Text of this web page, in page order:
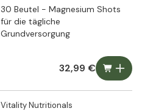
30 Beutel - Magnesium Shots
für die tägliche
Grundversorgung
32,99 €
Vitality Nutritionals